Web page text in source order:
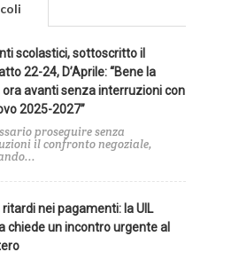
scolastici, sottoscritto il
22-24, D’Aprile: “Bene la
avanti senza interruzioni con
2025-2027”
proseguire senza
il confronto negoziale,
ritardi nei pagamenti: la UIL
chiede un incontro urgente al